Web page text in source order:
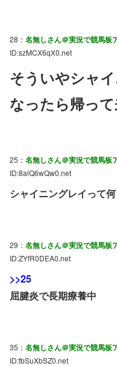
28： 名無しさん＠実況で競馬板
ID:szMCX6qX0.net
そういやシャ
なったら帰っ
25： 名無しさん＠実況で競馬板
ID:8alQ6wQw0.net
シャイニングレイって
29： 名無しさん＠実況で競馬板
ID:ZYfR0DEA0.net
>>25
屈腱炎で長期療養中
35： 名無しさん＠実況で競馬板
ID:fbSuXbSZ0.net